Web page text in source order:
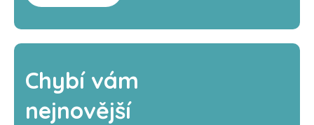
Chybí vám
nejnovější